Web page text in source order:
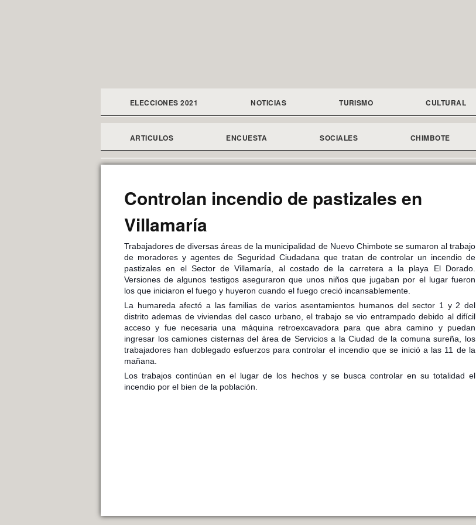
ELECCIONES 2021 NOTICIAS TURISMO CULTURAL
ARTICULOS ENCUESTA SOCIALES CHIMBOTE
Controlan incendio de pastizales en
Villamaría
Trabajadores de diversas áreas de la municipalidad de Nuevo Chimbote se sumaron al trabajo
de moradores y agentes de Seguridad Ciudadana que tratan de controlar un incendio de
pastizales en el Sector de Villamaría, al costado de la carretera a la playa El Dorado.
Versiones de algunos testigos aseguraron que unos niños que jugaban por el lugar fueron
los que iniciaron el fuego y huyeron cuando el fuego creció incansablemente.
La humareda afectó a las familias de varios asentamientos humanos del sector 1 y 2 del
distrito ademas de viviendas del casco urbano, el trabajo se vio entrampado debido al difícil
acceso y fue necesaria una máquina retroexcavadora para que abra camino y puedan
ingresar los camiones cisternas del área de Servicios a la Ciudad de la comuna sureña, los
trabajadores han doblegado esfuerzos para controlar el incendio que se inició a las 11 de la
mañana.
Los trabajos continúan en el lugar de los hechos y se busca controlar en su totalidad el
incendio por el bien de la población.